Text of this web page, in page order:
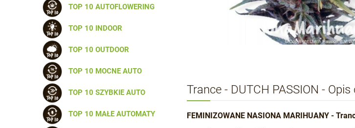
TOP 10 AUTOFLOWERING
TOP 10 INDOOR
TOP 10 OUTDOOR
TOP 10 MOCNE AUTO
TOP 10 SZYBKIE AUTO
TOP 10 MAŁE AUTOMATY
Trance - DUTCH PASSION -
FEMINIZOWANE NASIONA MARIHUANY -